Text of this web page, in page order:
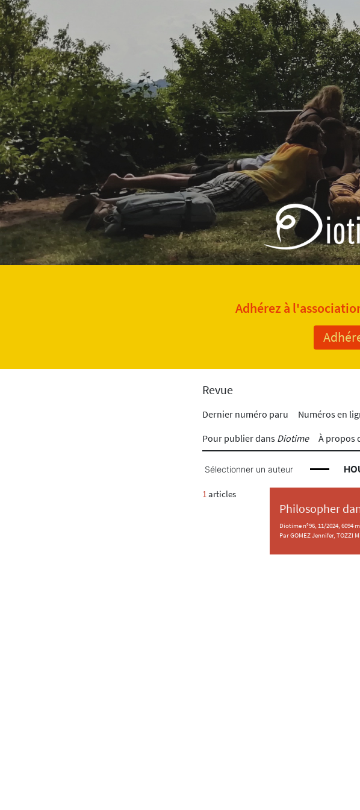
Adhérez à
Revue
Dernier numéro paru Numéros en
Pour publier dans Diotime À propos
Sélectionner un auteur
1articles
Philosopher
Diotime n°96, 11/2024, 6094
Par GOMEZ Jennifer, TOZZI